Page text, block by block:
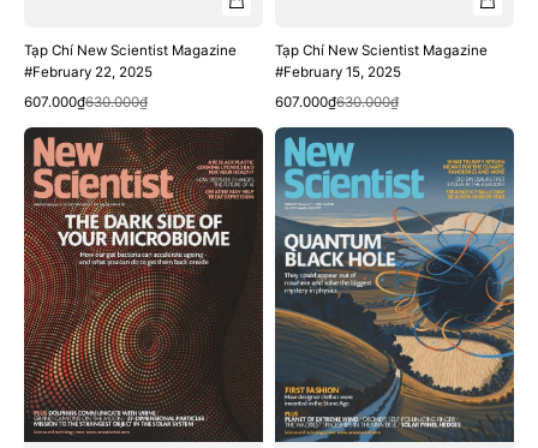
Tạp Chí New Scientist Magazine
#February 22, 2025
Sale
607.000₫
Regular
630.000₫
Quick View
Tạp Chí New Scientist Magazine
#February 15, 2025
Sale
607.000₫
Regular
630.000₫
Quick View
Tạp
Chí
New
Scientist
Magazine
#February
08,
2025
Tạp
Chí
New
Scientist
Magazine
#February
01,
2025